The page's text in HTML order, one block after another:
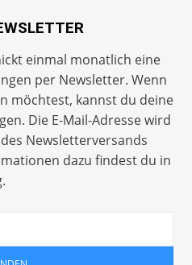
einmal monatlich eine
per Newsletter. Wenn
möchtest, kannst du deine
Die E-Mail-Adresse wird
Newsletterversands
dazu findest du in
.